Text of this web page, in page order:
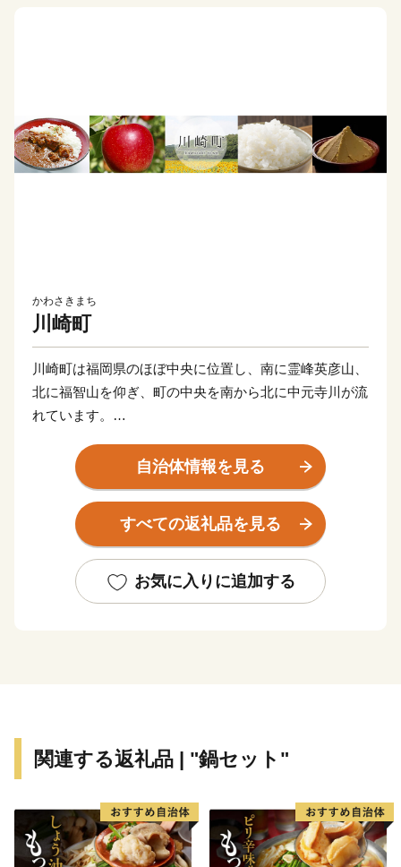
かわさきまち
川崎町
川崎町は福岡県のほぼ中央に位置し、南に霊峰英彦山、
北に福智山を仰ぎ、町の中央を南から北に中元寺川が流
れています。
この自然に恵まれた土地で育つ良質な農産物は町の自慢
自然と歴史が調和する川崎町。
ふるさと納税を通して川崎町を感じて頂ければ
とてもうれしく思います。
自治体情報を見る
すべての返礼品を見る
お気に入りに追加する
関連する返礼品 | "鍋セット"